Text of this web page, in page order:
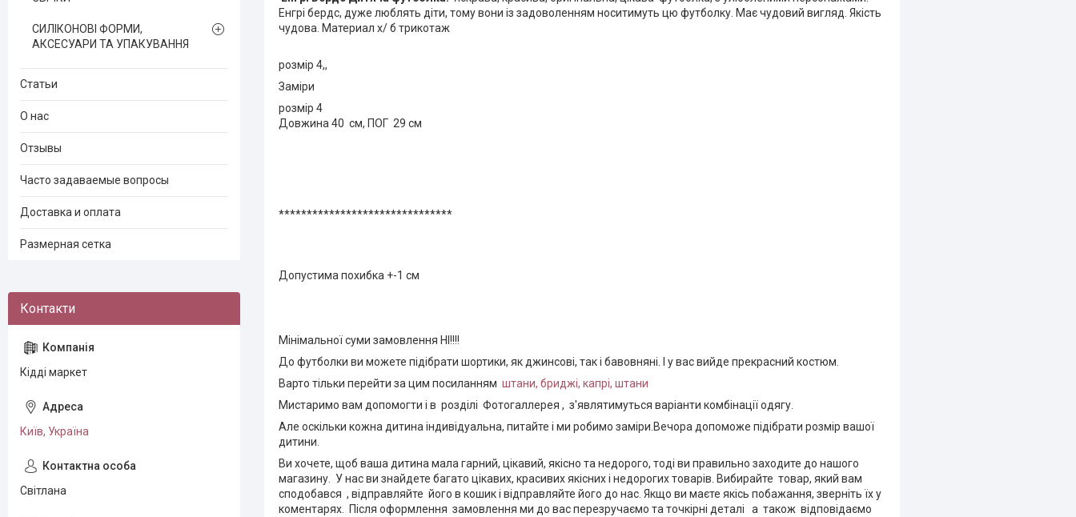
Енгрі бердс, дуже люблять діти, тому вони із задоволенням носитимуть цю футболку. Має чудовий вигляд. Якість
чудова. Материал х/ б трикотаж
розмір 4,,
Заміри
розмір 4
Довжина 40 см, ПОГ 29 см
*******************************
Допустима похибка +-1 см
Мінімальної суми замовлення НІ!!!!
До футболки ви можете підібрати шортики, як джинсові, так і бавовняні. І у вас вийде прекрасний костюм.
Варто тільки перейти за цим посиланням штани, бриджі, капрі, штани
Мистаримо вам допомогти і в розділі Фотогаллерея , з'являтимуться варіанти комбінації одягу.
Але оскільки кожна дитина індивідуальна, питайте і ми робимо заміри.Вечора допоможе підібрати розмір вашої
дитини.
Ви хочете, щоб ваша дитина мала гарний, цікавий, якісно та недорого, тоді ви правильно заходите до нашого
магазину. У нас ви знайдете багато цікавих, красивих якісних і недорогих товарів. Вибирайте товар, який вам
сподобався , відправляйте його в кошик і відправляйте його до нас. Якщо ви маєте якісь побажання, зверніть їх у
коментарях. Після оформлення замовлення ми до вас перезручаємо та точкірні деталі а також відповідаємо
СИЛІКОНОВІ ФОРМИ,
АКСЕСУАРИ ТА УПАКУВАННЯ
Статьи
О нас
Отзывы
Часто задаваемые вопросы
Доставка и оплата
Размерная сетка
Кідді маркет
Київ, Україна
Світлана